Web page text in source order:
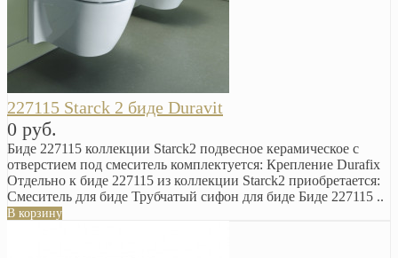
227115 Starck 2 биде Duravit
0 руб.
Биде 227115 коллекции Starck2 подвесное керамическое с
отверстием под смеситель комплектуется: Крепление Durafix
Отдельно к биде 227115 из коллекции Starck2 приобретается:
Смеситель для биде Трубчатый сифон для биде Биде 227115 ..
В корзину